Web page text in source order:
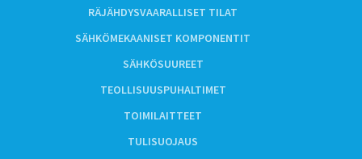
RÄJÄHDYSVAARALLISET TILAT
SÄHKÖMEKAANISET KOMPONENTIT
SÄHKÖSUUREET
TEOLLISUUSPUHALTIMET
TOIMILAITTEET
TULISUOJAUS